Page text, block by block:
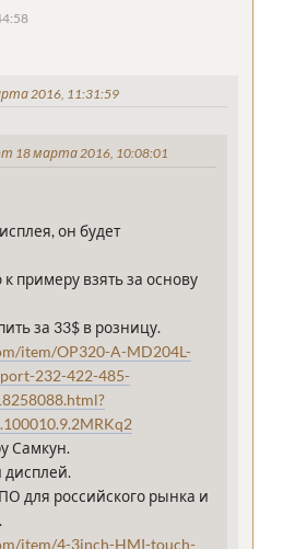
2016, 11:31:59
18 марта 2016, 10:08:01
он будет
примеру взять за основу
за 33$ в розницу.
item/OP320-A-MD204L-
232-422-485-
Самкун.
для российского рынка и
item/4-3inch-HMI-touch-